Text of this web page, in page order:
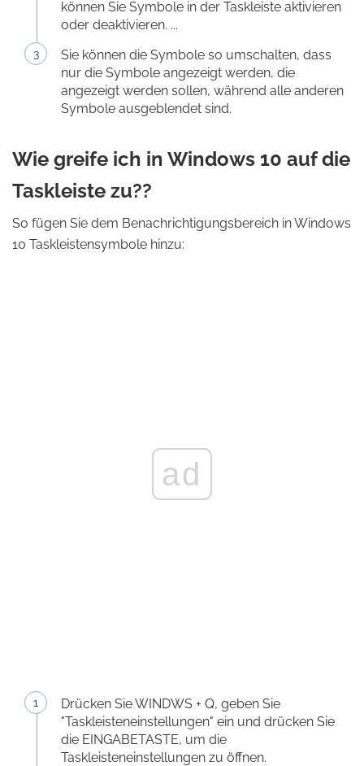
können Sie Symbole in der Taskleiste aktivieren
oder deaktivieren. ...
Sie können die Symbole so umschalten, dass
nur die Symbole angezeigt werden, die
angezeigt werden sollen, während alle anderen
Symbole ausgeblendet sind.
Wie greife ich in Windows 10 auf die
Taskleiste zu??
So fügen Sie dem Benachrichtigungsbereich in Windows
10 Taskleistensymbole hinzu:
ad
Drücken Sie WINDWS + Q, geben Sie
"Taskleisteneinstellungen" ein und drücken Sie
die EINGABETASTE, um die
Taskleisteneinstellungen zu öffnen.